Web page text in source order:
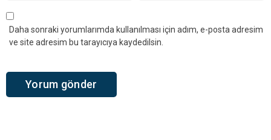
Daha sonraki yorumlarımda kullanılması için adım, e-posta adresim
ve site adresim bu tarayıcıya kaydedilsin.